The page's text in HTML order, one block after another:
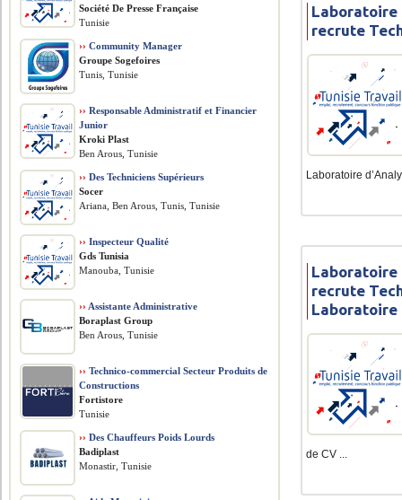
Laboratoire
recrute
Laboratoire
Laboratoire
recrute
Laboratoire
de CV ...
Société De Presse Française
Tunisie
›› Community Manager
Groupe Sogefoires
Tunis, Tunisie
›› Responsable Administratif et Financier
Junior
Kroki Plast
Ben Arous, Tunisie
›› Des Techniciens Supérieurs
Socer
Ariana, Ben Arous, Tunis, Tunisie
›› Inspecteur Qualité
Gds Tunisia
Manouba, Tunisie
›› Assistante Administrative
Boraplast Group
Ben Arous, Tunisie
›› Technico-commercial Secteur Produits de
Constructions
Fortistore
Tunisie
›› Des Chauffeurs Poids Lourds
Badiplast
Monastir, Tunisie